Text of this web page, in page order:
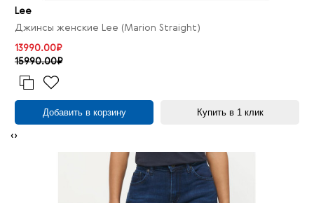
Lee
Джинсы женские Lee (Marion Straight)
13990.00₽
15990.00₽
Добавить в корзину Купить в 1 клик
‹›